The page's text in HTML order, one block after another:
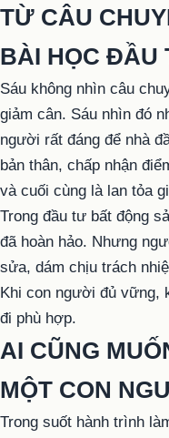
TỪ CÂU
BÀI HỌC ĐẦU
Sáu không nhìn câu
giảm cân. Sáu nhìn đó
người rất đáng để nhà
bản thân, chấp nhận
và cuối cùng là lan tỏa
Trong đầu tư bất động
đã hoàn hảo. Nhưng
sửa, dám chịu trách
Khi con người đủ vững,
đi phù hợp.
AI CŨNG
MỘT CON
Trong suốt hành trình